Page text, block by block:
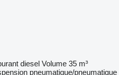
diesel Volume 35 m³
pneumatique/pneumatique